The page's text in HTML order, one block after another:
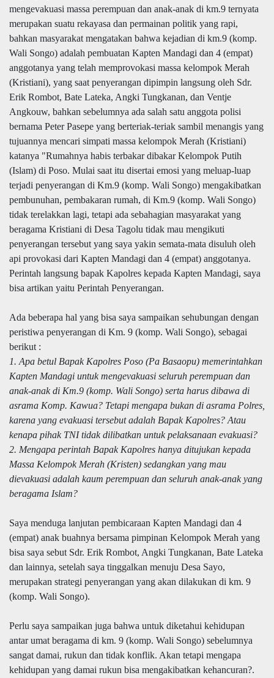
mengevakuasi massa perempuan dan anak-anak di km.9 ternyata
merupakan suatu rekayasa dan permainan politik yang rapi,
bahkan masyarakat mengatakan bahwa kejadian di km.9 (komp.
Wali Songo) adalah pembuatan Kapten Mandagi dan 4 (empat)
anggotanya yang telah memprovokasi massa kelompok Merah
(Kristiani), yang saat penyerangan dipimpin langsung oleh Sdr.
Erik Rombot, Bate Lateka, Angki Tungkanan, dan Ventje
Angkouw, bahkan sebelumnya ada salah satu anggota polisi
bernama Peter Pasepe yang berteriak-teriak sambil menangis yang
tujuannya mencari simpati massa kelompok Merah (Kristiani)
katanya "Rumahnya habis terbakar dibakar Kelompok Putih
(Islam) di Poso. Mulai saat itu disertai emosi yang meluap-luap
terjadi penyerangan di Km.9 (komp. Wali Songo) mengakibatkan
pembunuhan, pembakaran rumah, di Km.9 (komp. Wali Songo)
tidak terelakkan lagi, tetapi ada sebahagian masyarakat yang
beragama Kristiani di Desa Tagolu tidak mau mengikuti
penyerangan tersebut yang saya yakin semata-mata disuluh oleh
api provokasi dari Kapten Mandagi dan 4 (empat) anggotanya.
Perintah langsung bapak Kapolres kepada Kapten Mandagi, saya
bisa artikan yaitu Perintah Penyerangan.
Ada beberapa hal yang bisa saya sampaikan sehubungan dengan
peristiwa penyerangan di Km. 9 (komp. Wali Songo), sebagai
berikut :
1. Apa betul Bapak Kapolres Poso (Pa Basaopu) memerintahkan
Kapten Mandagi untuk mengevakuasi seluruh perempuan dan
anak-anak di Km.9 (komp. Wali Songo) serta harus dibawa di
asrama Komp. Kawua? Tetapi mengapa bukan di asrama Polres,
karena yang evakuasi tersebut adalah Bapak Kapolres? Atau
kenapa pihak TNI tidak dilibatkan untuk pelaksanaan evakuasi?
2. Mengapa perintah Bapak Kapolres hanya ditujukan kepada
Massa Kelompok Merah (Kristen) sedangkan yang mau
dievakuasi adalah kaum perempuan dan seluruh anak-anak yang
beragama Islam?
Saya menduga lanjutan pembicaraan Kapten Mandagi dan 4
(empat) anak buahnya bersama pimpinan Kelompok Merah yang
bisa saya sebut Sdr. Erik Rombot, Angki Tungkanan, Bate Lateka
dan lainnya, setelah saya tinggalkan menuju Desa Sayo,
merupakan strategi penyerangan yang akan dilakukan di km. 9
(komp. Wali Songo).
Perlu saya sampaikan juga bahwa untuk diketahui kehidupan
antar umat beragama di km. 9 (komp. Wali Songo) sebelumnya
sangat damai, rukun dan tidak konflik. Akan tetapi mengapa
kehidupan yang damai rukun bisa mengakibatkan kehancuran?.